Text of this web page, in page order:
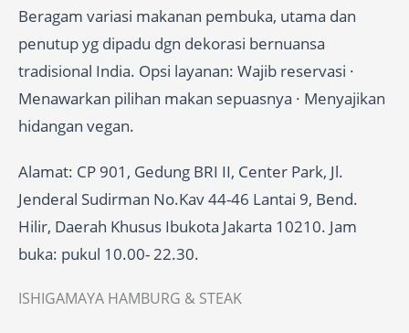
Beragam variasi makanan pembuka, utama dan
penutup yg dipadu dgn dekorasi bernuansa
tradisional India. Opsi layanan: Wajib reservasi ·
Menawarkan pilihan makan sepuasnya · Menyajikan
hidangan vegan.
Alamat: CP 901, Gedung BRI II, Center Park, Jl.
Jenderal Sudirman No.Kav 44-46 Lantai 9, Bend.
Hilir, Daerah Khusus Ibukota Jakarta 10210. Jam
buka: pukul 10.00- 22.30.
ISHIGAMAYA HAMBURG & STEAK